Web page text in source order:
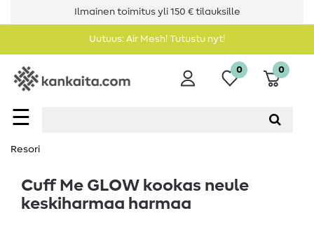
Ilmainen toimitus yli 150 € tilauksille
Uutuus: Air Mesh! Tutustu nyt!
☰
0 0
Resori
Cuff Me GLOW kookas neule
keskiharmaa harmaa